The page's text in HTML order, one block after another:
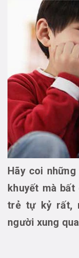
Hãy coi
khuyết mà
trẻ tự kỷ rất,
người xung